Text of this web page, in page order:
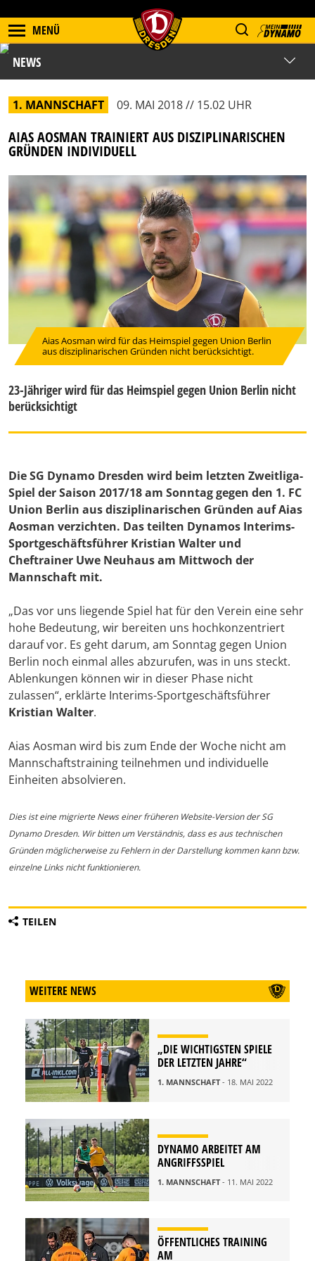
MENÜ
NEWS
1. MANNSCHAFT 09. MAI 2018 // 15.02 UHR
AIAS AOSMAN TRAINIERT AUS DISZIPLINARISCHEN
GRÜNDEN INDIVIDUELL
Aias Aosman wird für das Heimspiel gegen Union Berlin
aus disziplinarischen Gründen nicht berücksichtigt.
23-Jähriger wird für das Heimspiel gegen Union Berlin nicht
berücksichtigt
Die SG Dynamo Dresden wird beim letzten Zweitliga-
Spiel der Saison 2017/18 am Sonntag gegen den 1. FC
Union Berlin aus disziplinarischen Gründen auf Aias
Aosman verzichten. Das teilten Dynamos Interims-
Sportgeschäftsführer Kristian Walter und
Cheftrainer Uwe Neuhaus am Mittwoch der
Mannschaft mit.
„Das vor uns liegende Spiel hat für den Verein eine sehr
hohe Bedeutung, wir bereiten uns hochkonzentriert
darauf vor. Es geht darum, am Sonntag gegen Union
Berlin noch einmal alles abzurufen, was in uns steckt.
Ablenkungen können wir in dieser Phase nicht
zulassen“, erklärte Interims-Sportgeschäftsführer
Kristian Walter.
Aias Aosman wird bis zum Ende der Woche nicht am
Mannschaftstraining teilnehmen und individuelle
Einheiten absolvieren.
Dies ist eine migrierte News einer früheren Website-Version der SG
Dynamo Dresden. Wir bitten um Verständnis, dass es aus technischen
Gründen möglicherweise zu Fehlern in der Darstellung kommen kann bzw.
einzelne Links nicht funktionieren.
TEILEN
WEITERE NEWS
„DIE WICHTIGSTEN SPIELE
DER LETZTEN JAHRE“
1. MANNSCHAFT- 18. MAI 2022
DYNAMO ARBEITET AM
ANGRIFFSSPIEL
1. MANNSCHAFT- 11. MAI 2022
ÖFFENTLICHES TRAINING
AM